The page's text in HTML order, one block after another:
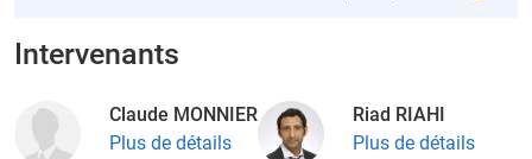
Intervenants
Claude MONNIER
Plus de détails
Riad RIAHI
Plus de détails